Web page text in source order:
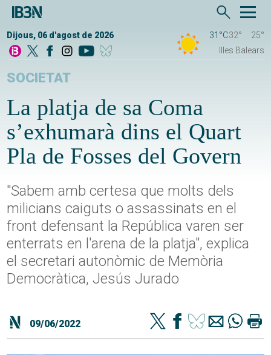
Dijous, 06 d'agost de 2026 31°C32°
25°
Illes Balears
SOCIETAT
La platja de sa Coma
s’exhumarà dins el Quart
Pla de Fosses del Govern
"Sabem amb certesa que molts dels
milicians caiguts o assassinats en el
front defensant la República varen ser
enterrats en l'arena de la platja", explica
el secretari autonòmic de Memòria
Democràtica, Jesús Jurado
09/06/2022